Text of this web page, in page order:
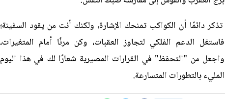
تذكر دائمًا أن الكواكب تمنحك الإشارة، ولكنك أنت من يقود السفينة؛
فاستغل الدعم الفلكي لتجاوز العقبات، وكن مرنًا أمام المتغيرات،
واجعل من "التحفظ" في القرارات المصيرية شعارًا لك في هذا اليوم
المليء بالتطورات المتسارعة.